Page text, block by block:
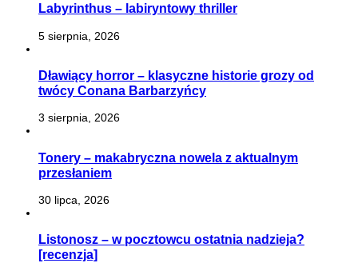
Labyrinthus – labiryntowy thriller
5 sierpnia, 2026
Dławiący horror – klasyczne historie grozy od
twócy Conana Barbarzyńcy
3 sierpnia, 2026
Tonery – makabryczna nowela z aktualnym
przesłaniem
30 lipca, 2026
Listonosz – w pocztowcu ostatnia nadzieja?
[recenzja]